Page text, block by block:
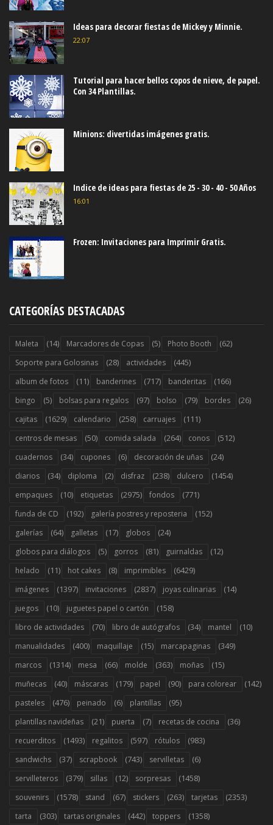
Ideas para decorar fiestas de Mickey y Minnie.
22:07
Tutorial para hacer bellos copos de nieve, de papel.
Con 34 Plantillas.
Minions: divertidas imágenes gratis.
Indice de ideas para fiestas de 25 - 30 - 40 - 50 Años
16:01
Frozen: Invitaciones para Imprimir Gratis.
CATEGORÍAS DESTACADAS
Maleta (14) Marcadores de Copas (5) Photo Booth (62)
Soporte para Golosinas (28) actividades (445)
album de fotos (11) banderines (717) banderitas (166)
bingo (5) bolsas para regalos (97) bolso (79) bordes (26)
cajitas (1629) calendario (258) carruajes (111)
centros de mesas (50) comida salada (264) conos (512)
cuadernos (34) cupones (6) decoración de uñas (24)
diarios (34) diploma (2) disfraz (238) dulcero (1454)
empaques (10) etiquetas (2975) fondos (771)
funda de CD (192) galería postres y reposteria (152)
galerías (64) galletas (17) globos (24)
globos para diálogos (5) gorros (81) guirnaldas (12)
helado (11) hot cakes (8) imprimibles (6429)
imágenes (1397) invitaciones (2837) joyas culinarias (14)
juegos (10) juguetes papel o cartón (158)
libro de actividades (70) libro de autógrafos (34) mantel (10)
manualidades (400) maquillaje (15) marcapaginas (349)
marcos (1314) mesa (66) molde (363) moñas (15)
muñecas (40) máscaras (179) papel (90) para colorear (142)
pasteles (476) peinado (6) plantillas (95)
plantillas navideñas (21) puerta (7) recetas de cocina (36)
recuerditos (1493) regalitos (597) rótulos (983)
sandwichs (37) scrapbook (743) servilletas (6)
servilleteros (379) sillas (12) sorpresas (1458)
souvenirs (1578) stand (67) stickers (263) tarjetas (2353)
tarta (303) tartas originales (442) toppers (1358)